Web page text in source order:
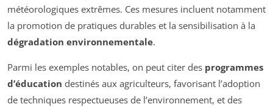
météorologiques extrêmes. Ces mesures incluent notamment
la promotion de pratiques durables et la sensibilisation à la
dégradation environnementale.
Parmi les exemples notables, on peut citer des programmes
d’éducation destinés aux agriculteurs, favorisant l’adoption
de techniques respectueuses de l’environnement, et des